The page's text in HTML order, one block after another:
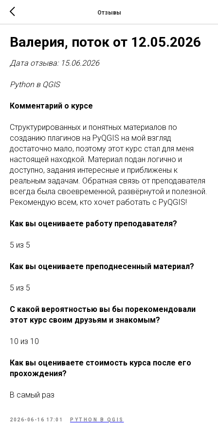
Отзывы
Валерия, поток от 12.05.2026
Дата отзыва: 15.06.2026
Python в QGIS
Комментарий о курсе
Структурированных и понятных материалов по
созданию плагинов на PyQGIS на мой взгляд
достаточно мало, поэтому этот курс стал для меня
настоящей находкой. Материал подан логично и
доступно, задания интересные и приближены к
реальным задачам. Обратная связь от преподавателя
всегда была своевременной, развёрнутой и полезной.
Рекомендую всем, кто хочет работать с PyQGIS!
Как вы оцениваете работу преподавателя?
5 из 5
Как вы оцениваете преподнесенный материал?
5 из 5
С какой вероятностью вы бы порекомендовали
этот курс своим друзьям и знакомым?
10 из 10
Как вы оцениваете стоимость курса после его
прохождения?
В самый раз
2026-06-16 17:01 PYTHON В QGIS